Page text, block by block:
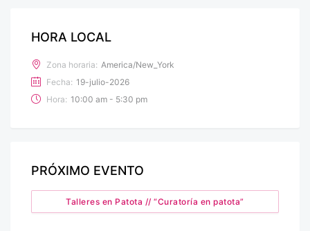
HORA LOCAL
Zona horaria: America/New_York
Fecha: 19-julio-2026
Hora: 10:00 am - 5:30 pm
PRÓXIMO EVENTO
Talleres en Patota // “Curatoría en patota”